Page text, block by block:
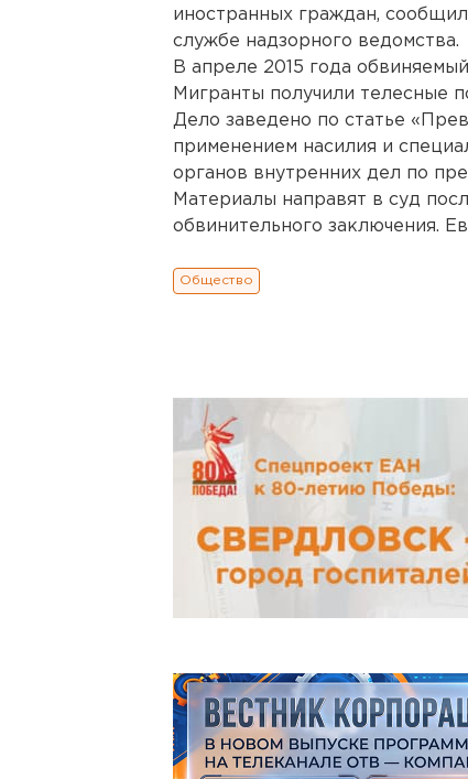
иностранных граждан,
службе надзорного ведомства.
В апреле 2015 года
Мигранты получили телесные
Дело заведено по статье
применением насилия и
органов внутренних дел по
Материалы направят в суд
обвинительного заключения.
Общество